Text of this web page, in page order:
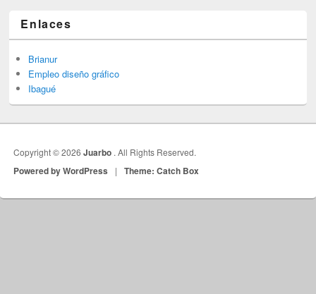
Enlaces
Brianur
Empleo diseño gráfico
Ibagué
Copyright © 2026Juarbo . All Rights Reserved.
Powered by WordPress | Theme: Catch Box